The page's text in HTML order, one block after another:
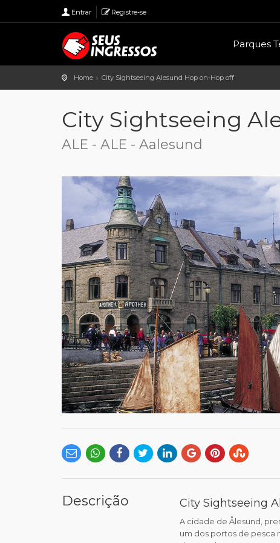
Entrar Registre-se
Parques
Home City Sightseeing Alesund Hop on-Hop off
City Sightseeing
ALE - ALE - Aalesund
Descrição City Sightseeing
A cidade de Ålesund,
um dos portos de pesca